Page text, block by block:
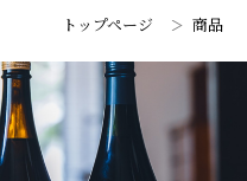
トップページ 商品